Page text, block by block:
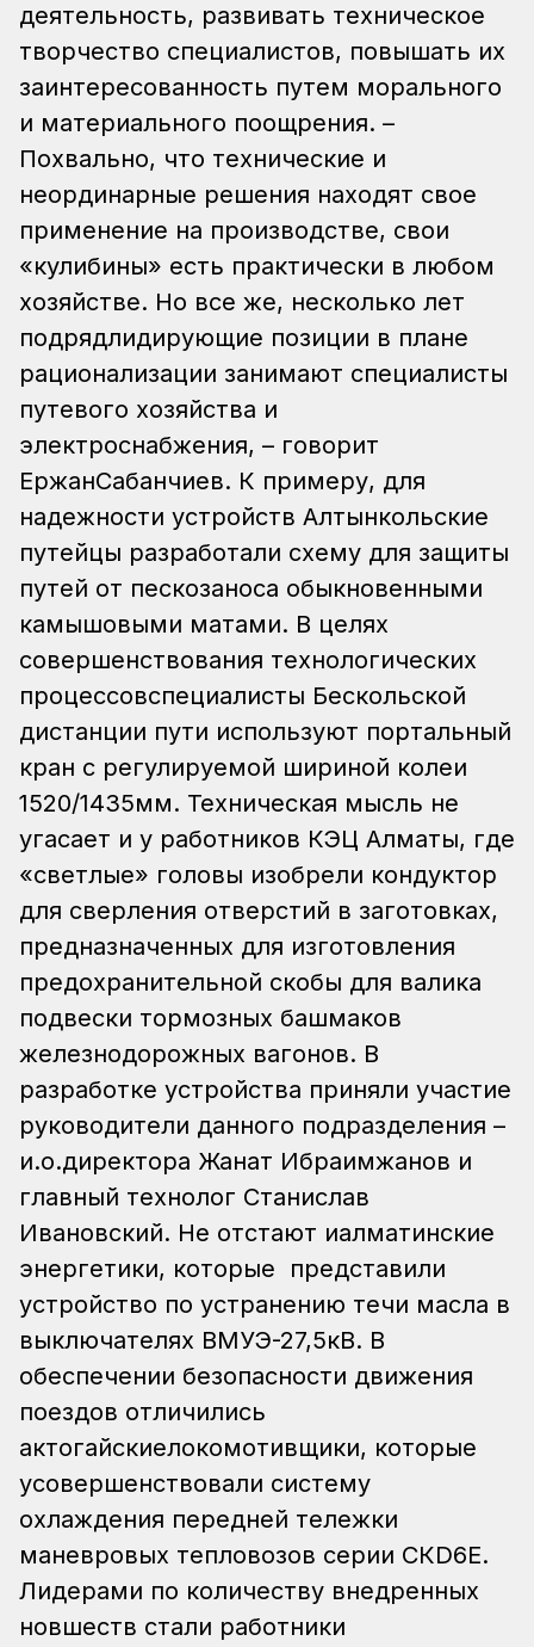
деятельность, развивать техническое
творчество специалистов, повышать их
заинтересованность путем морального
и материального поощрения. –
Похвально, что технические и
неординарные решения находят свое
применение на производстве, свои
«кулибины» есть практически в любом
хозяйстве. Но все же, несколько лет
подрядлидирующие позиции в плане
рационализации занимают специалисты
путевого хозяйства и
электроснабжения, – говорит
ЕржанСабанчиев. К примеру, для
надежности устройств Алтынкольские
путейцы разработали схему для защиты
путей от пескозаноса обыкновенными
камышовыми матами. В целях
совершенствования технологических
процессовспециалисты Бескольской
дистанции пути используют портальный
кран с регулируемой шириной колеи
1520/1435мм. Техническая мысль не
угасает и у работников КЭЦ Алматы, где
«светлые» головы изобрели кондуктор
для сверления отверстий в заготовках,
предназначенных для изготовления
предохранительной скобы для валика
подвески тормозных башмаков
железнодорожных вагонов. В
разработке устройства приняли участие
руководители данного подразделения –
и.о.директора Жанат Ибраимжанов и
главный технолог Станислав
Ивановский. Не отстают иалматинские
энергетики, которые представили
устройство по устранению течи масла в
выключателях ВМУЭ-27,5кВ. В
обеспечении безопасности движения
поездов отличились
актогайскиелокомотивщики, которые
усовершенствовали систему
охлаждения передней тележки
маневровых тепловозов серии СКD6Е.
Лидерами по количеству внедренных
новшеств стали работники